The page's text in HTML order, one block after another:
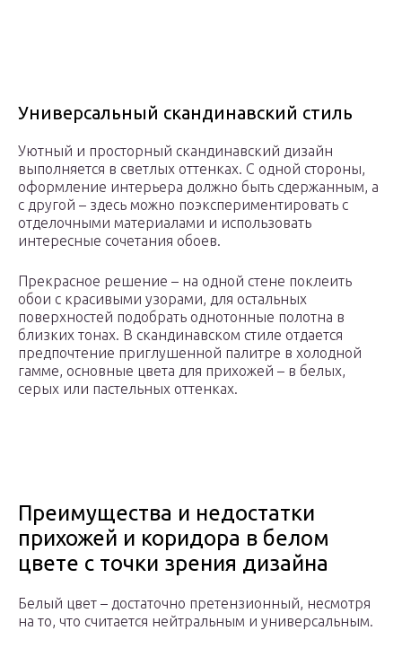
Универсальный скандинавский стиль
Уютный и просторный скандинавский дизайн
выполняется в светлых оттенках. С одной стороны,
оформление интерьера должно быть сдержанным, а
с другой – здесь можно поэкспериментировать с
отделочными материалами и использовать
интересные сочетания обоев.
Прекрасное решение – на одной стене поклеить
обои с красивыми узорами, для остальных
поверхностей подобрать однотонные полотна в
близких тонах. В скандинавском стиле отдается
предпочтение приглушенной палитре в холодной
гамме, основные цвета для прихожей – в белых,
серых или пастельных оттенках.
Преимущества и недостатки
прихожей и коридора в белом
цвете с точки зрения дизайна
Белый цвет – достаточно претензионный, несмотря
на то, что считается нейтральным и универсальным.